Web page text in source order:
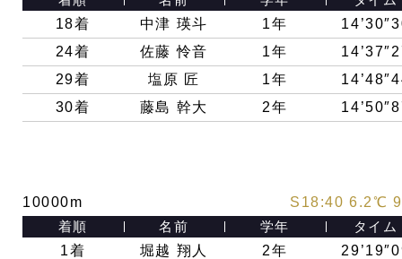
18着 中津 瑛斗 1年
24着 佐藤 怜音 1年
29着 塩原 匠 1年
30着 藤島 幹大 2年
10000m S18:40 6.2℃
着順
名前 学年
タイム
1着
堀越 翔人 2年